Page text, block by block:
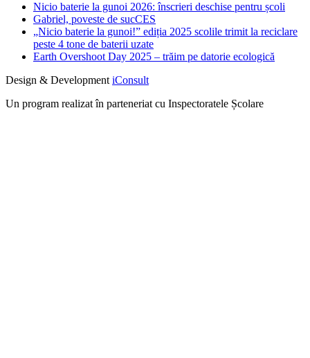
Nicio baterie la gunoi 2026: înscrieri deschise pentru școli
Gabriel, poveste de sucCES
„Nicio baterie la gunoi!” ediția 2025 scolile trimit la reciclare
peste 4 tone de baterii uzate
Earth Overshoot Day 2025 – trăim pe datorie ecologică
Design & Development iConsult
Un program realizat în parteneriat cu Inspectoratele Școlare